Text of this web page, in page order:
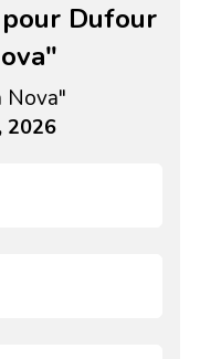
Dufour
Nova"
2026